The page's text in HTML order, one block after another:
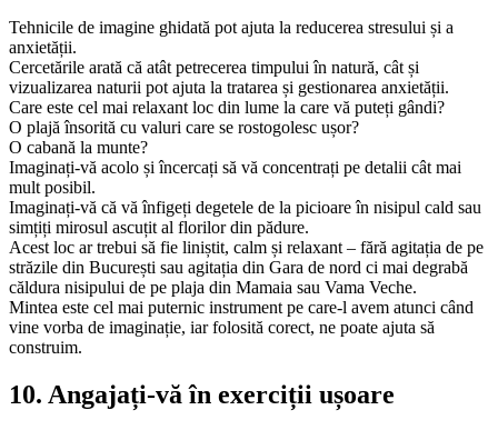
Tehnicile de imagine ghidată pot ajuta la reducerea stresului și a
anxietății.
Cercetările arată că atât petrecerea timpului în natură, cât și
vizualizarea naturii pot ajuta la tratarea și gestionarea anxietății.
Care este cel mai relaxant loc din lume la care vă puteți gândi?
O plajă însorită cu valuri care se rostogolesc ușor?
O cabană la munte?
Imaginați-vă acolo și încercați să vă concentrați pe detalii cât mai
mult posibil.
Imaginați-vă că vă înfigeți degetele de la picioare în nisipul cald sau
simțiți mirosul ascuțit al florilor din pădure.
Acest loc ar trebui să fie liniștit, calm și relaxant – fără agitația de pe
străzile din București sau agitația din Gara de nord ci mai degrabă
căldura nisipului de pe plaja din Mamaia sau Vama Veche.
Mintea este cel mai puternic instrument pe care-l avem atunci când
vine vorba de imaginație, iar folosită corect, ne poate ajuta să
construim.
10. Angajați-vă în exerciții ușoare